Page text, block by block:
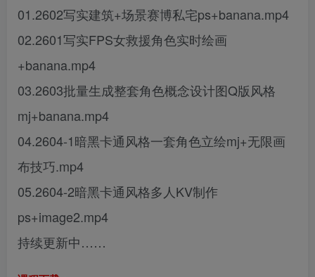
01.2602写实建筑+场景赛博私宅ps+banana.mp4
02.2601写实FPS女救援角色实时绘画
+banana.mp4
03.2603批量生成整套角色概念设计图Q版风格
mj+banana.mp4
04.2604-1暗黑卡通风格一套角色立绘mj+无限画
布技巧.mp4
05.2604-2暗黑卡通风格多人KV制作
ps+image2.mp4
持续更新中……